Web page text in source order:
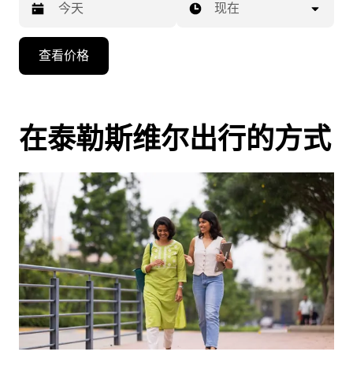
向
头
键
浏
览
日
历
并
选
择
日
期。
按
现在
查看价格
在泰勒斯维尔出行的方式